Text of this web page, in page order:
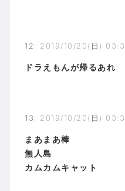
12 : 2019/10/20(日)
ドラえもんが帰るあれ
13 : 2019/10/20(日)
まあまあ棒
無人島
カムカムキャット